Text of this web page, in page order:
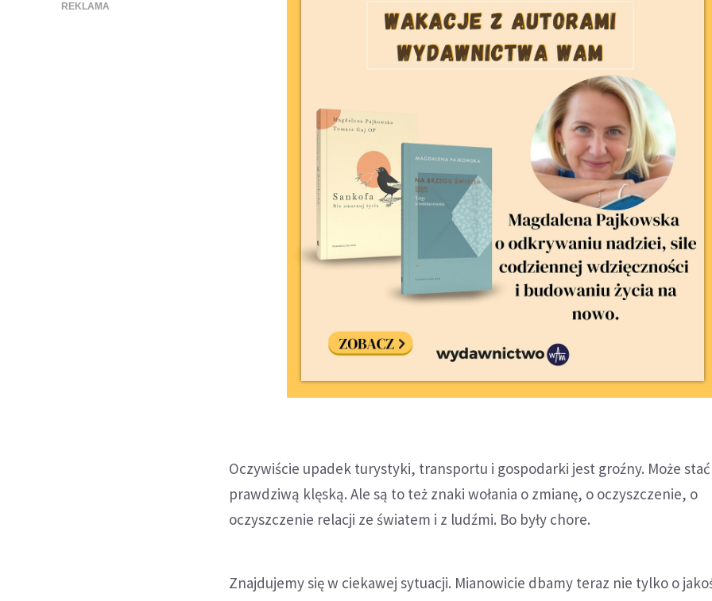
Oczywiście upadek turystyki, transportu i gospodarki jest groźny. Może stać
prawdziwą klęską. Ale są to też znaki wołania o zmianę, o oczyszczenie, o
oczyszczenie relacji ze światem i z ludźmi. Bo były chore.
Znajdujemy się w ciekawej sytuacji. Mianowicie dbamy teraz nie tylko o